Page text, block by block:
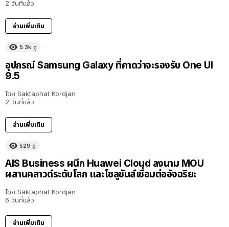
2 วันที่แล้ว
อ่านเพิ่มเติม
5.3k ดู
อุปกรณ์ Samsung Galaxy ที่คาดว่าจะรองรับ One UI
9.5
โดย Saktaphat Kordjan
2 วันที่แล้ว
อ่านเพิ่มเติม
529 ดู
AIS Business ผนึก Huawei Cloud ลงนาม MOU
ผสานคลาวด์ระดับโลก และโซลูชันส์เชื่อมต่ออัจฉริยะ
โดย Saktaphat Kordjan
6 วันที่แล้ว
อ่านเพิ่มเติม